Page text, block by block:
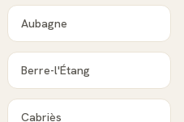
Aubagne
Berre-l'Étang
Cabriès